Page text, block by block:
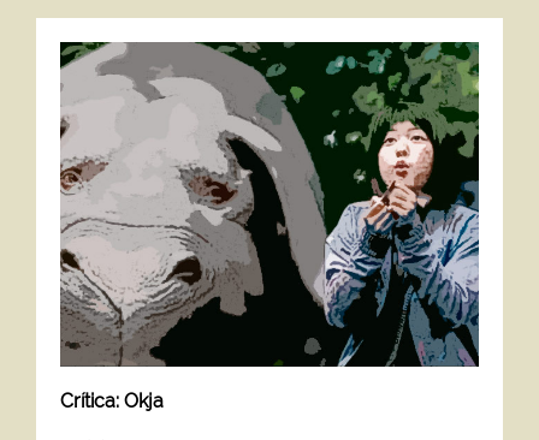
Crítica: Okja